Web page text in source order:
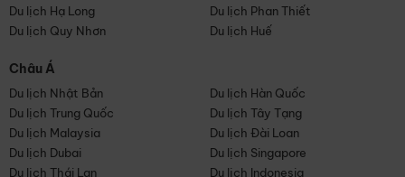
Du lịch Hạ Long
Du lịch Phan Thiết
Du lịch Quy Nhơn
Du lịch Huế
Châu Á
Du lịch Nhật Bản
Du lịch Hàn Quốc
Du lịch Trung Quốc
Du lịch Tây Tạng
Du lịch Malaysia
Du lịch Đài Loan
Du lịch Dubai
Du lịch Singapore
Du lịch Thái Lan
Du lịch Indonesia